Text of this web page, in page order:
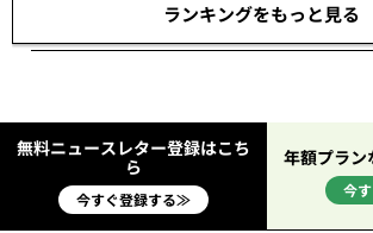
ランキングをもっと見る
無料ニュースレター登録はこち
ら
今すぐ登録する≫
年額プラン
今